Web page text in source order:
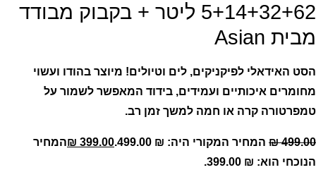
5+14+32+62 ליטר + בקבוק מבודד
מבית Asian
הסט האידאלי לפיקניקים, לים וטיולים! מיוצר בהודו ועשוי
מחומרים איכותיים ועמידים, בידוד המאפשר לשמור על
טמפרטורה קרה או חמה למשך זמן רב.
₪499.00 המחיר המקורי היה: ₪ 499.00. ₪ 399.00
המחיר
הנוכחי הוא: ₪ 399.00.